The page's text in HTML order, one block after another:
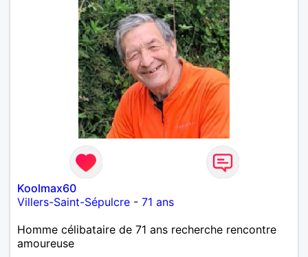
Koolmax60
Villers-Saint-Sépulcre - 71 ans
Homme célibataire de 71 ans recherche rencontre
amoureuse